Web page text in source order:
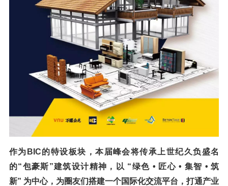
作为 BIC的特设板块，本届峰会将传承上世纪久负盛名
的“包豪斯”建筑设计精神，以 “绿色 • 匠心 • 集智 • 筑
新” 为中心，为圈友们搭建一个国际化交流平台，打通产业